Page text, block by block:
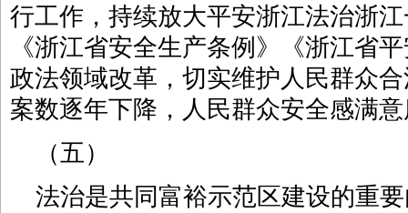
行工作，持续放大平安浙江法治浙
《浙江省安全生产条例》《浙江省
政法领域改革，切实维护人民群众
案数逐年下降，人民群众安全感满
（五）
法治是共同富裕示范区建设的重